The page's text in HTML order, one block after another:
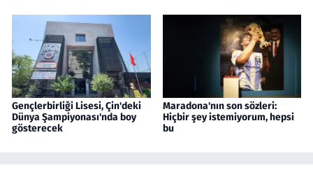
Gençlerbirliği Lisesi, Çin'deki
Dünya Şampiyonası'nda boy
gösterecek
Maradona'nın son sözleri:
Hiçbir şey istemiyorum, hepsi
bu